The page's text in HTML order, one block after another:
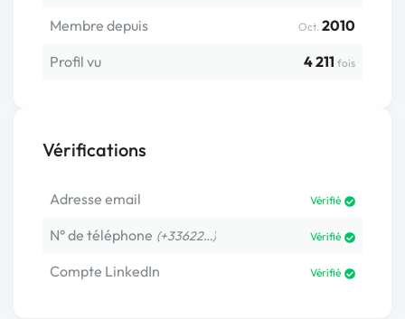
Membre depuis Oct. 2010
Profil vu
4 211 fois
Vérifications
Adresse email Vérifié
N° de téléphone (+33622…) Vérifié
Compte LinkedIn Vérifié